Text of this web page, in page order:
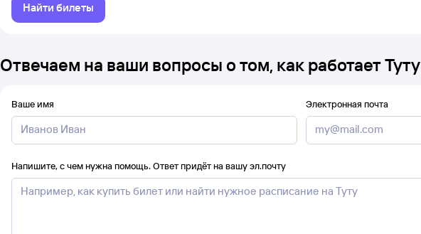
Найти билеты
Отвечаем на ваши вопросы о том, как работает Туту
Ваше имя Электронная почта
Напишите, с чем нужна помощь. Ответ придёт на вашу эл.почту